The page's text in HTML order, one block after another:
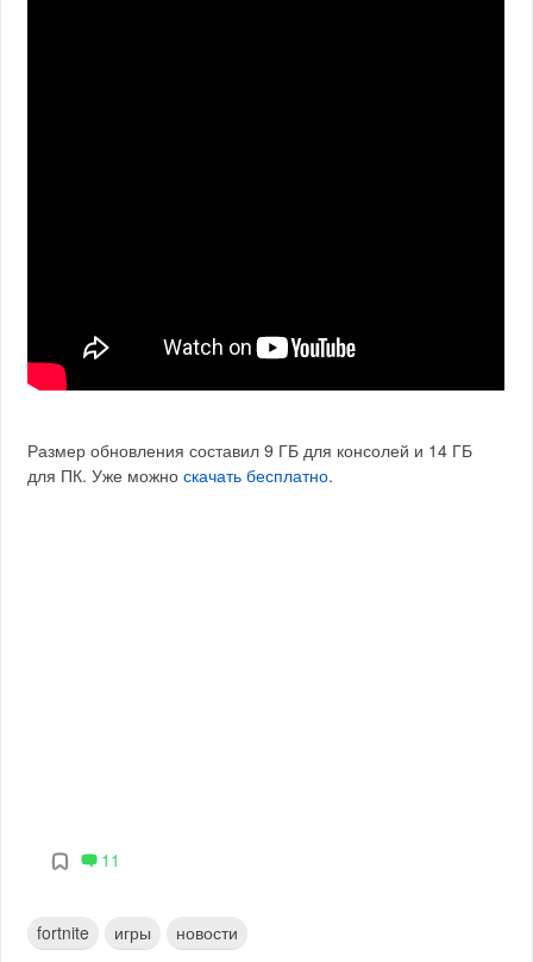
Размер обновления составил 9 ГБ для консолей и 14 ГБ
для ПК. Уже можноскачать бесплатно.
11
fortnite игры новости